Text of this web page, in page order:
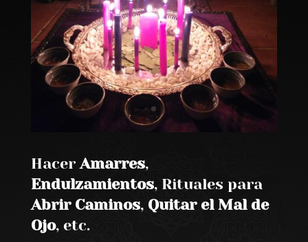
Hacer Amarres,
Endulzamientos, Rituales para
Abrir Caminos, Quitar el Mal de
Ojo, etc.